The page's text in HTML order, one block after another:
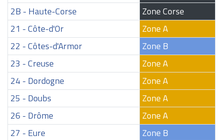
2B - Haute-Corse
Zone Corse
21 - Côte-d'Or
Zone A
22 - Côtes-d'Armor
Zone B
23 - Creuse
Zone A
24 - Dordogne
Zone A
25 - Doubs
Zone A
26 - Drôme
Zone A
27 - Eure
Zone B